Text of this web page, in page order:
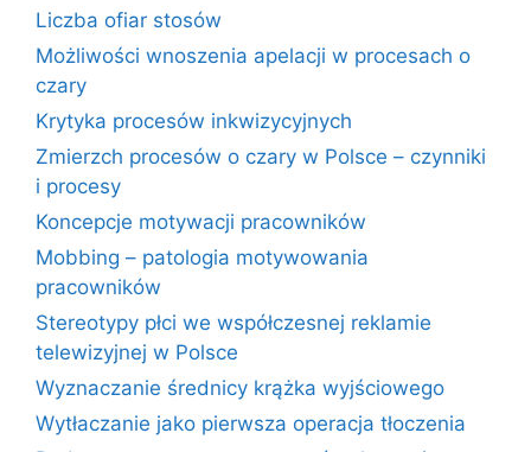
Liczba ofiar stosów
Możliwości wnoszenia apelacji w procesach o
czary
Krytyka procesów inkwizycyjnych
Zmierzch procesów o czary w Polsce – czynniki
i procesy
Koncepcje motywacji pracowników
Mobbing – patologia motywowania
pracowników
Stereotypy płci we współczesnej reklamie
telewizyjnej w Polsce
Wyznaczanie średnicy krążka wyjściowego
Wytłaczanie jako pierwsza operacja tłoczenia